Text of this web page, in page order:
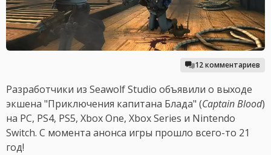
12 комментариев
Разработчики из Seawolf Studio объявили о выходе
экшена "Приключения капитана Блада" (Captain Blood)
на PC, PS4, PS5, Xbox One, Xbox Series и Nintendo
Switch. С момента анонса игры прошло всего-то 21
год!